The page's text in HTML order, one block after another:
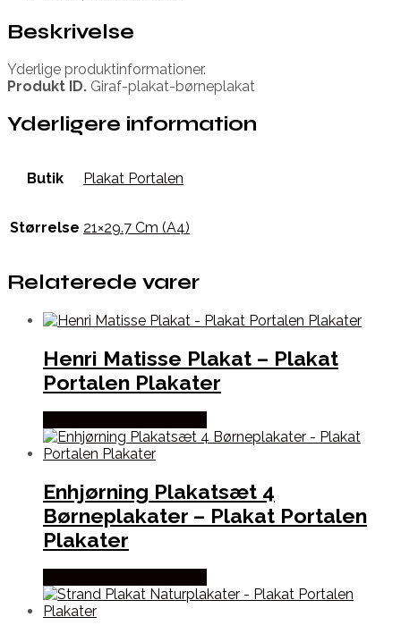
Beskrivelse
Yderlige produktinformationer.
Produkt ID. Giraf-plakat-børneplakat
Yderligere information
Butik Plakat Portalen
Størrelse 21×29.7 Cm (A4)
Relaterede varer
Henri Matisse Plakat – Plakat
Portalen Plakater
Enhjørning Plakatsæt 4
Børneplakater – Plakat Portalen
Plakater